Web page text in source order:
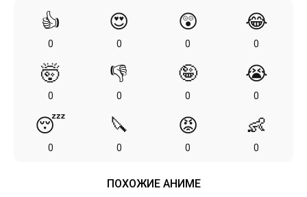
👍
0
😍
0
😲
0
😂
0
🤯
0
👎
0
🤪
0
😭
0
😴
0
🔪
0
😡
0
👶
0
ПОХОЖИЕ АНИМЕ